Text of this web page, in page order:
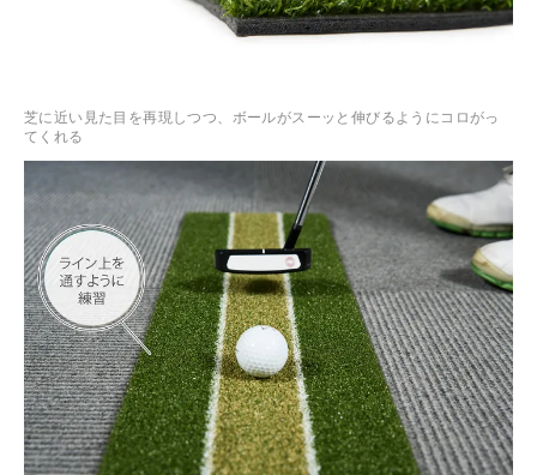
芝に近い見た目を再現しつつ、ボールがスーッと伸びるようにコロがっ
てくれる